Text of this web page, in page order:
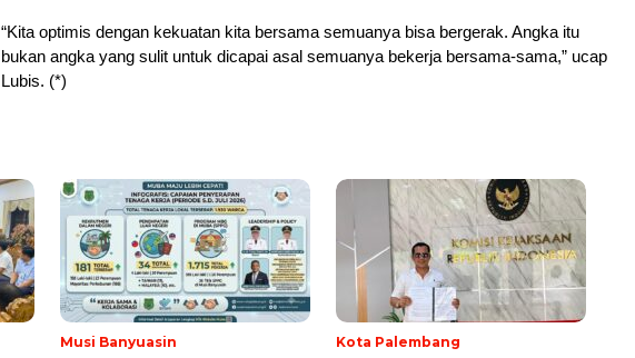
“Kita optimis dengan kekuatan kita bersama semuanya bisa bergerak. Angka itu
bukan angka yang sulit untuk dicapai asal semuanya bekerja bersama-sama,” ucap
Lubis. (*)
Musi Banyuasin Kota Palembang